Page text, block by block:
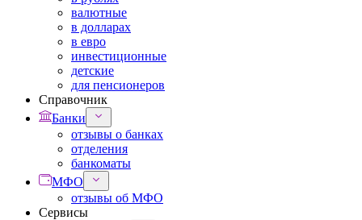
валютные
в долларах
в евро
инвестиционные
детские
для пенсионеров
Справочник
Банки
отзывы о банках
отделения
банкоматы
МФО
отзывы об МФО
Сервисы